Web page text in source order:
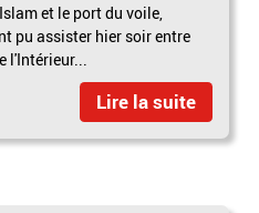
et le port du voile,
pu assister hier soir entre
Lire la suite